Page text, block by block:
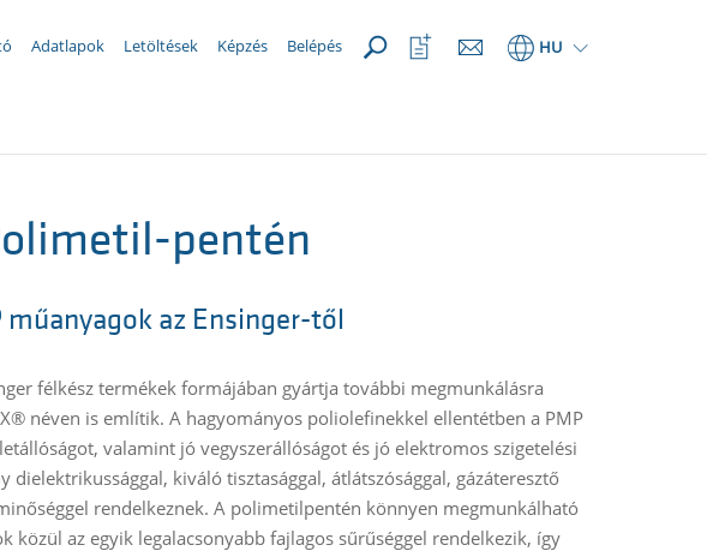
Adatlapok Letöltések Képzés Belépés HU
Kedvencek
megnyitása
pentén
műanyagok az Ensinger-től
félkész termékek formájában gyártja további megmunkálásra
néven is említik. A hagyományos poliolefinekkel ellentétben a PMP
valamint jó vegyszerállóságot és jó elektromos szigetelési
kiváló tisztasággal, átlátszósággal, gázáteresztő
rendelkeznek. A polimetilpentén könnyen megmunkálható
közül az egyik legalacsonyabb fajlagos sűrűséggel rendelkezik, így